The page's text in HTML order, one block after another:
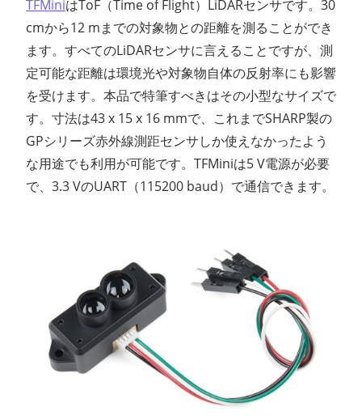
TFMiniはToF（Time of Flight）LiDARセンサです。30
cmから12 mまでの対象物との距離を測ることができ
ます。すべてのLiDARセンサに言えることですが、測
定可能な距離は環境光や対象物自体の反射率にも影響
を受けます。本品で特筆すべきはその小型なサイズで
す。寸法は43 x 15 x 16 mmで、これまでSHARP製の
GPシリーズ赤外線測距センサしか使えなかったよう
な用途でも利用が可能です。TFMiniは5 V電源が必要
で、3.3 VのUART（115200 baud）で通信できます。